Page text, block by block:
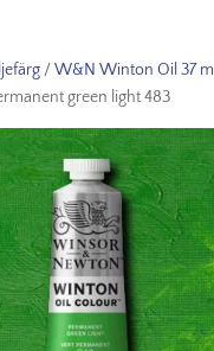
/W&N Winton Oil 37 ml
green light 483